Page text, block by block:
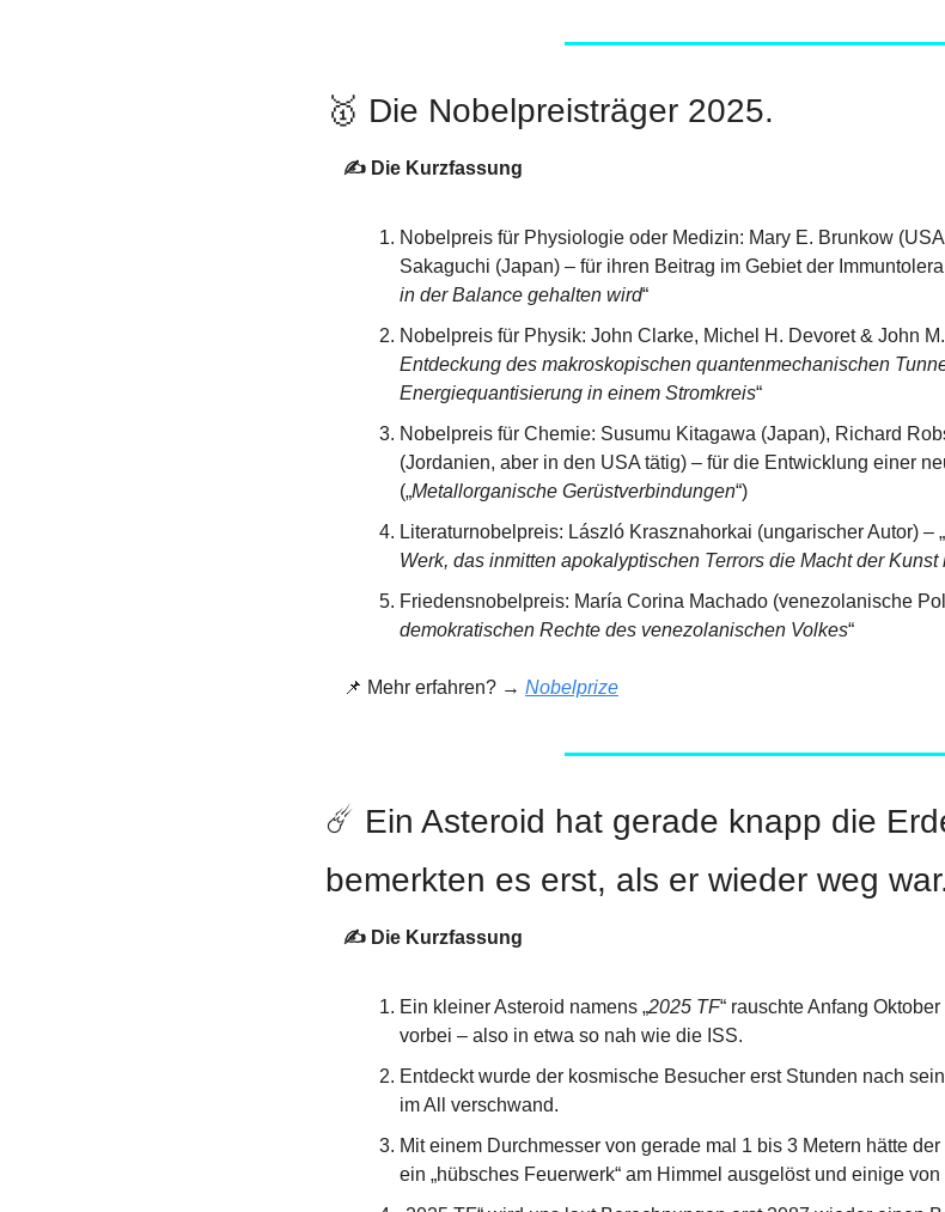
🥇 Die Nobelpreisträger 2025.
✍️ Die Kurzfassung
Nobelpreis für Physiologie oder Medizin: Mary E. Brunkow
Sakaguchi (Japan) – für ihren Beitrag im Gebiet der
in der Balance gehalten wird“
Nobelpreis für Physik: John Clarke, Michel H. Devoret & John
Entdeckung des makroskopischen quantenmechanischen
Energiequantisierung in einem Stromkreis“
Nobelpreis für Chemie: Susumu Kitagawa (Japan), Richard
(Jordanien, aber in den USA tätig) – für die Entwicklung einer
(„Metallorganische Gerüstverbindungen“)
Literaturnobelpreis: László Krasznahorkai (ungarischer Autor) – „
Werk, das inmitten apokalyptischen Terrors die Macht der Kunst
Friedensnobelpreis: María Corina Machado (venezolanische
demokratischen Rechte des venezolanischen Volkes“
📌 Mehr erfahren? → Nobelprize
☄️ Ein Asteroid hat gerade knapp die
bemerkten es erst, als er wieder weg
✍️ Die Kurzfassung
Ein kleiner Asteroid namens „2025 TF“ rauschte Anfang
vorbei – also in etwa so nah wie die ISS.
Entdeckt wurde der kosmische Besucher erst Stunden nach
im All verschwand.
Mit einem Durchmesser von gerade mal 1 bis 3 Metern hätte
ein „hübsches Feuerwerk“ am Himmel ausgelöst und einige